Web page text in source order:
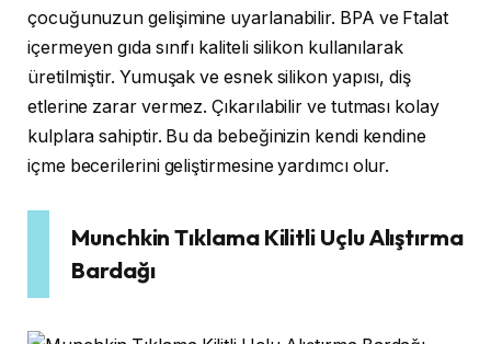
çocuğunuzun gelişimine uyarlanabilir. BPA ve Ftalat
içermeyen gıda sınıfı kaliteli silikon kullanılarak
üretilmiştir. Yumuşak ve esnek silikon yapısı, diş
etlerine zarar vermez. Çıkarılabilir ve tutması kolay
kulplara sahiptir. Bu da bebeğinizin kendi kendine
içme becerilerini geliştirmesine yardımcı olur.
Munchkin Tıklama Kilitli Uçlu Alıştırma
Bardağı